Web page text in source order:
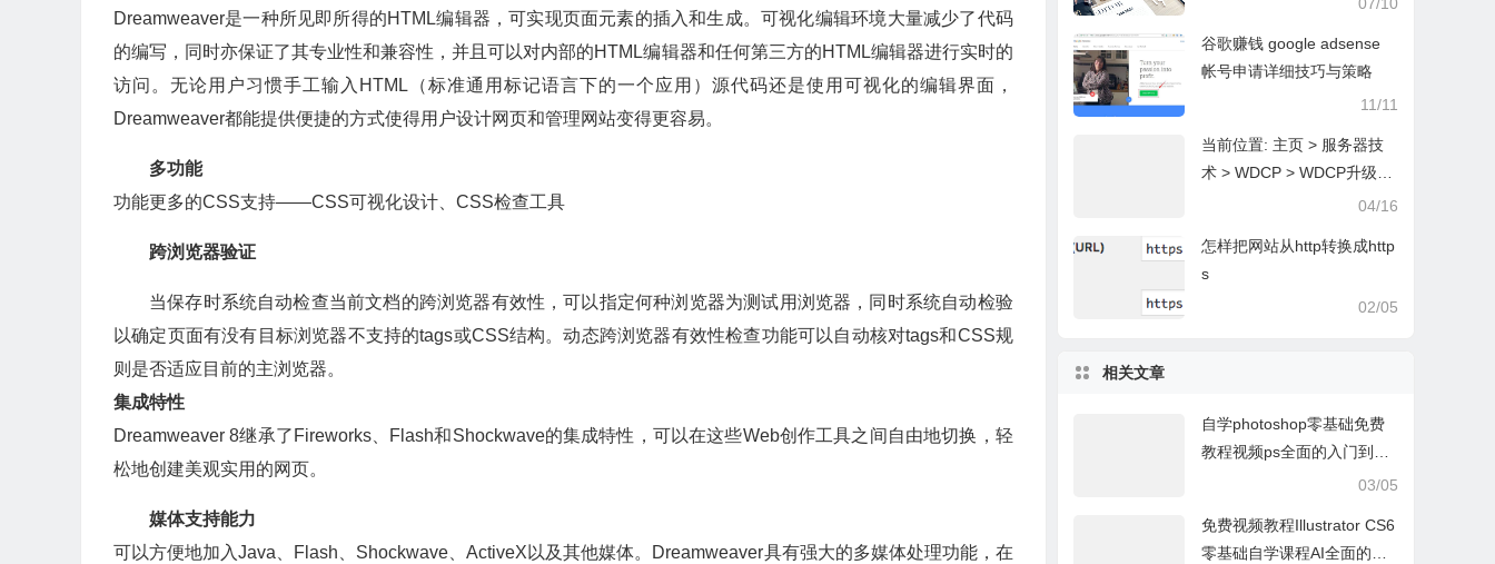
Dreamweaver是一种所见即所得的HTML编辑器，可实现页面元素的插入和生成。可视化编辑环境大量减少了代码
的编写，同时亦保证了其专业性和兼容性，并且可以对内部的HTML编辑器和任何第三方的HTML编辑器进行实时的
访问。无论用户习惯手工输入 HTML （标准通用标记语言下的一个应用） 源代码还是使用可视化的编辑界面，
Dreamweaver都能提供便捷的方式使得用户设计网页和管理网站变得更容易。
多功能
功能更多的CSS支持——CSS可视化设计 、CSS检查工具
跨浏览器验证
当保存时系统自动检查当前文档的跨浏览器有效性，可以指定何种浏览器为测试用浏览器，同时系统自动检验
以确定页面有没有目标浏览器不支持的tags或CSS结构。动态跨浏览器有效性检查功能可以自动核对tags和CSS规
则是否适应目前的主浏览器。
集成特性
Dreamweaver 8继承了Fireworks、Flash和Shockwave的集成特性，可以在这些Web创作工具之间自由地切换，轻
松地创建美观实用的网页。
媒体支持能力
可以方便地加入Java、Flash、Shockwave、ActiveX以及其他媒体。Dreamweaver具有强大的多媒体处理功能，在
07/10
谷歌赚钱 google adsense
帐号申请详细技巧与策略
11/11
当前位置: 主页 > 服务器技
术 > WDCP > WDCP升级P
HP5.6.9 mysql升级到5.5的
04/16
怎样把网站从http转换成http
s
02/05
相关文章
自学photoshop零基础免费
教程视频ps全面的入门到精
03/05
免费视频教程Illustrator CS6
零基础自学课程AI全面的入